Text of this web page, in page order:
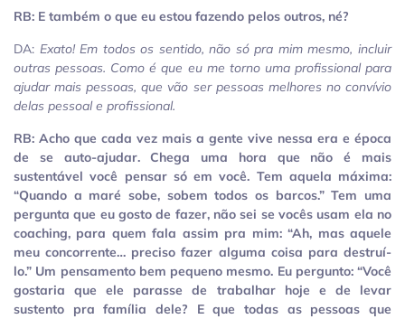
RB: E também o que eu estou fazendo pelos outros, né?
DA: Exato! Em todos os sentido, não só pra mim mesmo, incluir
outras pessoas. Como é que eu me torno uma profissional para
ajudar mais pessoas, que vão ser pessoas melhores no convívio
delas pessoal e profissional.
RB: Acho que cada vez mais a gente vive nessa era e época
de se auto-ajudar. Chega uma hora que não é mais
sustentável você pensar só em você. Tem aquela máxima:
“Quando a maré sobe, sobem todos os barcos.” Tem uma
pergunta que eu gosto de fazer, não sei se vocês usam ela no
coaching, para quem fala assim pra mim: “Ah, mas aquele
meu concorrente… preciso fazer alguma coisa para destruí-
lo.” Um pensamento bem pequeno mesmo. Eu pergunto: “Você
gostaria que ele parasse de trabalhar hoje e de levar
sustento pra família dele? E que todas as pessoas que